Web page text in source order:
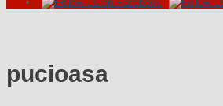
pucioasa